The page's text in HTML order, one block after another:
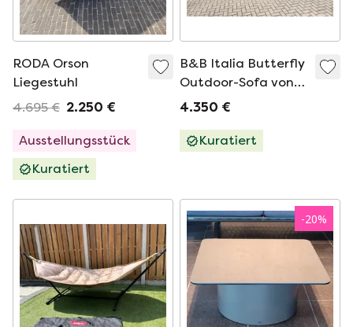
RODA Orson
Liegestuhl
4.695 € 2.250 €
Ausstellungsstück
Kuratiert
B&B Italia Butterfly
Outdoor-Sofa von
Patricia Urquiola
4.350 €
Kuratiert
-20%